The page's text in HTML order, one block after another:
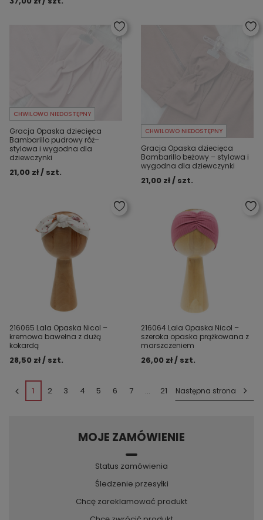
CHWILOWO NIEDOSTĘPNY
Gracja Opaska dziecięca
Bambarillo pudrowy róż–
stylowa i wygodna dla
dziewczynki
21,00 zł / szt.
CHWILOWO NIEDOSTĘPNY
Gracja Opaska dziecięca
Bambarillo beżowy – stylowa i
wygodna dla dziewczynki
21,00 zł / szt.
216065 Lala Opaska Nicol –
kremowa bawełna z dużą
kokardą
28,50 zł / szt.
216064 Lala Opaska Nicol –
szeroka opaska prążkowana z
marszczeniem
26,00 zł / szt.
1 2 3 4 5 6 7 ... 21 Następna strona
MOJE ZAMÓWIENIE
Status zamówienia
Śledzenie przesyłki
Chcę zareklamować produkt